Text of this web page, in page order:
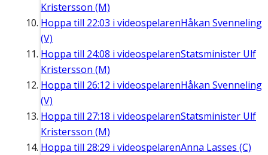
Kristersson (M)
Hoppa till 22:03 i videospelarenHåkan Svenneling
(V)
Hoppa till 24:08 i videospelarenStatsminister Ulf
Kristersson (M)
Hoppa till 26:12 i videospelarenHåkan Svenneling
(V)
Hoppa till 27:18 i videospelarenStatsminister Ulf
Kristersson (M)
Hoppa till 28:29 i videospelarenAnna Lasses (C)